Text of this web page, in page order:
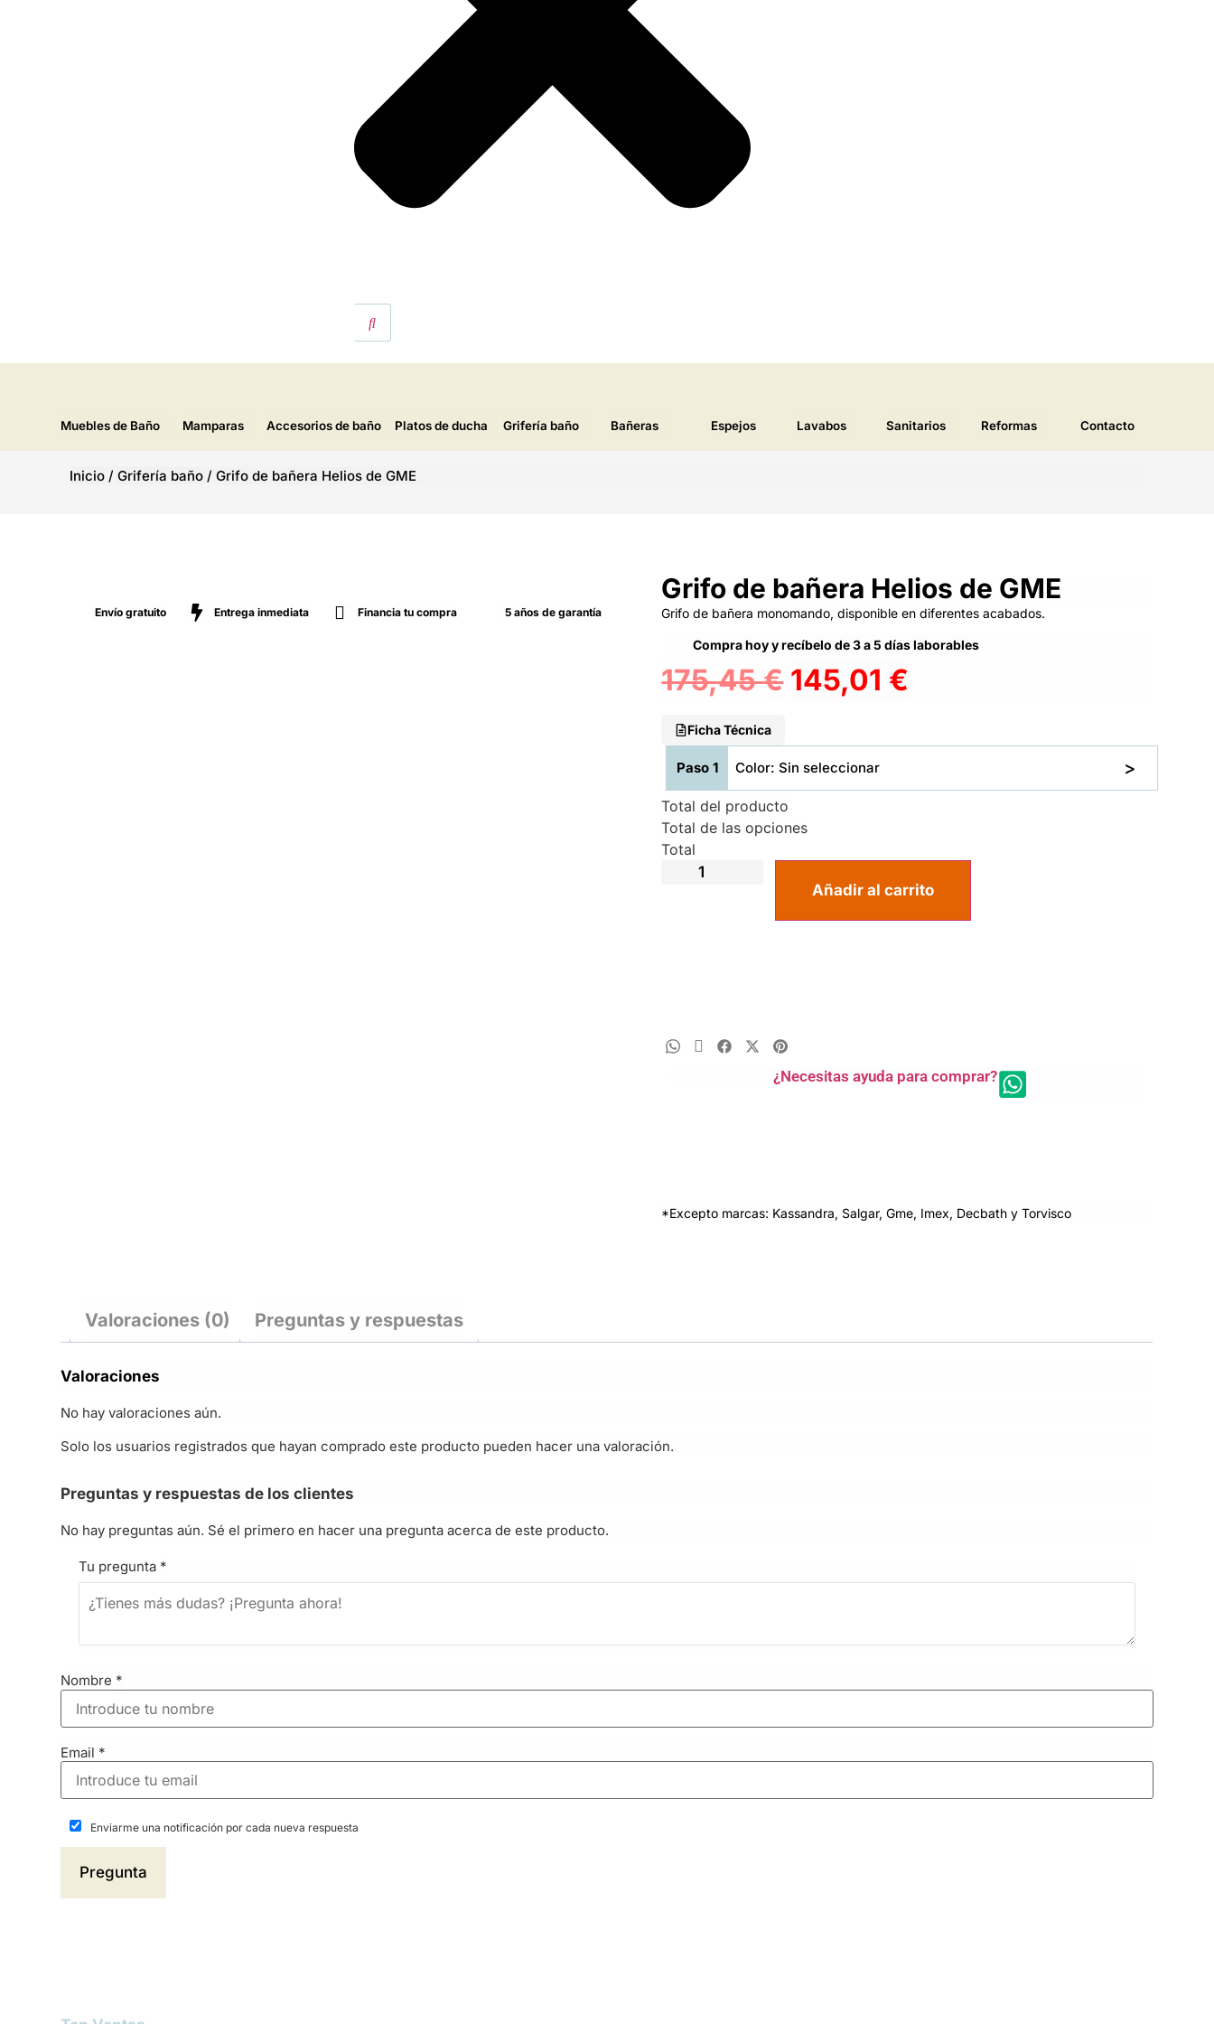
Muebles de Baño Mamparas Accesorios de baño Platos de ducha Grifería baño Bañeras Espejos Lavabos Sanitarios Reformas Contacto
Inicio /Grifería baño /Grifo de bañera Helios de GME
Envío gratuito Entrega inmediata Financia tu compra 5 años de garantía
Grifo de bañera Helios de GME
Grifo de bañera monomando, disponible en diferentes acabados.
Compra hoy y recíbelo de 3 a 5 días laborables
175,45€ 145,01 €
Ficha Técnica
Paso 1 Color: Sin seleccionar
Total del producto
Total de las opciones
Total
Añadir al carrito
¿Necesitas ayuda para comprar?
*Excepto marcas: Kassandra, Salgar, Gme, Imex, Decbath y Torvisco
Valoraciones (0) Preguntas y respuestas
Valoraciones
No hay valoraciones aún.
Solo los usuarios registrados que hayan comprado este producto pueden hacer una valoración.
Preguntas y respuestas de los clientes
No hay preguntas aún. Sé el primero en hacer una pregunta acerca de este producto.
Tu pregunta *
Nombre *
Email *
Enviarme una notificación por cada nueva respuesta